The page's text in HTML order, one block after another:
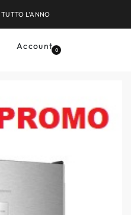
TUTTO L'ANNO
Account 0